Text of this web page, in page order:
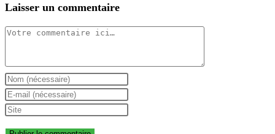
Laisser un commentaire
Comment
Enter
your
name
Enter
your
Saisir